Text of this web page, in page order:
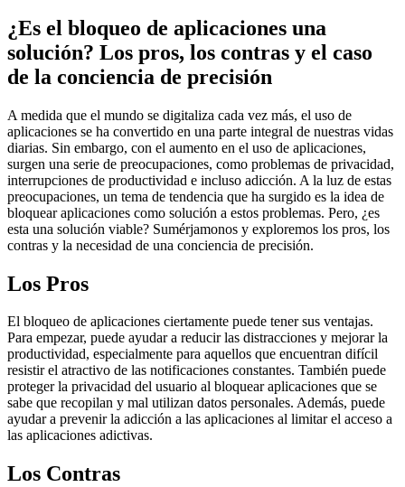
¿Es el bloqueo de aplicaciones una
solución? Los pros, los contras y el caso
de la conciencia de precisión
A medida que el mundo se digitaliza cada vez más, el uso de
aplicaciones se ha convertido en una parte integral de nuestras vidas
diarias. Sin embargo, con el aumento en el uso de aplicaciones,
surgen una serie de preocupaciones, como problemas de privacidad,
interrupciones de productividad e incluso adicción. A la luz de estas
preocupaciones, un tema de tendencia que ha surgido es la idea de
bloquear aplicaciones como solución a estos problemas. Pero, ¿es
esta una solución viable? Sumérjamonos y exploremos los pros, los
contras y la necesidad de una conciencia de precisión.
Los Pros
El bloqueo de aplicaciones ciertamente puede tener sus ventajas.
Para empezar, puede ayudar a reducir las distracciones y mejorar la
productividad, especialmente para aquellos que encuentran difícil
resistir el atractivo de las notificaciones constantes. También puede
proteger la privacidad del usuario al bloquear aplicaciones que se
sabe que recopilan y mal utilizan datos personales. Además, puede
ayudar a prevenir la adicción a las aplicaciones al limitar el acceso a
las aplicaciones adictivas.
Los Contras